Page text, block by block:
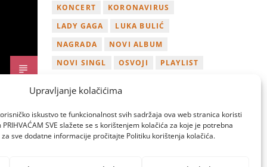
Upravljanje kolačićima
iskustvo te funkcionalnost svih sadržaja ova web stranica koristi
SVE slažete se s korištenjem kolačića za koje je potrebna
sve dodatne informacije pročitajte Politiku korištenja kolačića.
KONCERT
KORONAVIRUS
LADY GAGA
LUKA BULIĆ
NAGRADA
NOVI ALBUM
NOVI SINGL
OSVOJI
PLAYLIST
TWITTER
ZAGREB